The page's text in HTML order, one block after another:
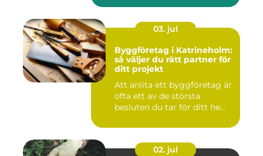
03. jul
Byggföretag i Katrineholm:
så väljer du rätt partner för
ditt projekt
Att anlita ett byggföretag är
ofta ett av de största
besluten du tar för ditt he...
02. jul